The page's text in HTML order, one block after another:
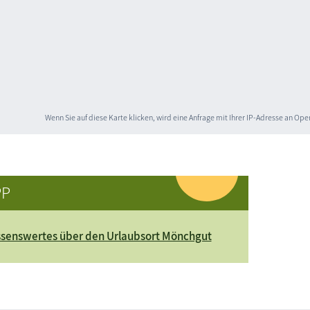
Wenn Sie auf diese Karte klicken, wird eine Anfrage mit Ihrer IP-Adresse an
über den Urlaubsort Mönchgut